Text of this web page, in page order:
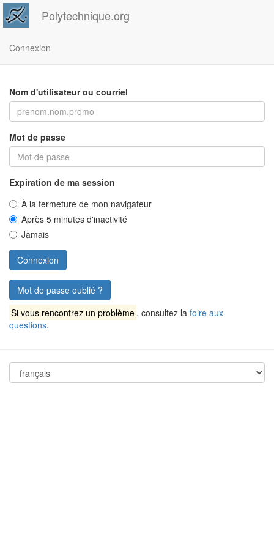
Polytechnique.org
Connexion
Nom d'utilisateur ou courriel
Mot de passe
Expiration de ma session
À la fermeture de mon navigateur
Après 5 minutes d'inactivité
Jamais
Mot de passe oublié ?
Si vous rencontrez un problème , consultez la foire aux
questions.